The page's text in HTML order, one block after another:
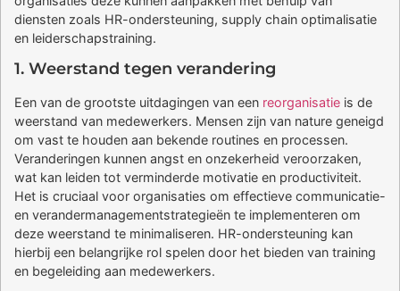
diensten zoals HR-ondersteuning, supply chain optimalisatie
en leiderschapstraining.
1. Weerstand tegen verandering
Een van de grootste uitdagingen van een reorganisatie is de
weerstand van medewerkers. Mensen zijn van nature geneigd
om vast te houden aan bekende routines en processen.
Veranderingen kunnen angst en onzekerheid veroorzaken,
wat kan leiden tot verminderde motivatie en productiviteit.
Het is cruciaal voor organisaties om effectieve communicatie-
en verandermanagementstrategieën te implementeren om
deze weerstand te minimaliseren. HR-ondersteuning kan
hierbij een belangrijke rol spelen door het bieden van training
en begeleiding aan medewerkers.